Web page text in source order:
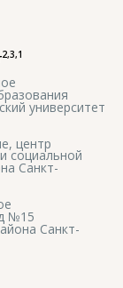
2,3,1
университет
центр
социальной
Санкт-
№15
Санкт-